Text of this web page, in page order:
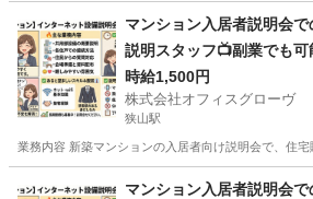
マンション入居者説明会
説明スタッフ📺副業でも可
時給1,500円
株式会社オフィスグローヴ
狭山駅
業務内容 新築マンションの入居者向け説明会で、住
接客 スタッ
マンション入居者説明会